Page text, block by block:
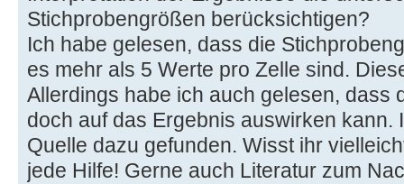
Stichprobengrößen berücksichtigen?
Ich habe gelesen, dass die
es mehr als 5 Werte pro Zelle sind.
Allerdings habe ich auch gelesen, dass
doch auf das Ergebnis auswirken kann.
Quelle dazu gefunden. Wisst ihr
jede Hilfe! Gerne auch Literatur zum